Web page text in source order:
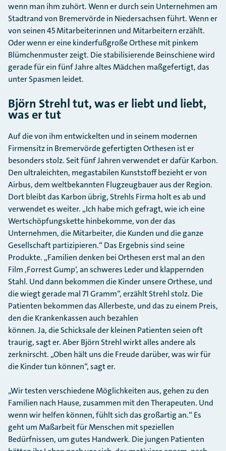
wenn man ihm zuhört. Wenn er durch sein Unternehmen am
Stadtrand von Bremervörde in Niedersachsen führt. Wenn er
von seinen 45 Mitarbeiterinnen und Mitarbeitern erzählt.
Oder wenn er eine kinderfußgroße Orthese mit pinkem
Blümchenmuster zeigt. Die stabilisierende Beinschiene wird
gerade für ein fünf Jahre altes Mädchen maßgefertigt, das
unter Spasmen leidet.
Björn Strehl tut, was er liebt und liebt,
was er tut
Auf die von ihm entwickelten und in seinem modernen
Firmensitz in Bremervörde gefertigten Orthesen ist er
besonders stolz. Seit fünf Jahren verwendet er dafür Karbon.
Den ultraleichten, megastabilen Kunststoff bezieht er von
Airbus, dem weltbekannten Flugzeugbauer aus der Region.
Dort bleibt das Karbon übrig, Strehls Firma holt es ab und
verwendet es weiter. „Ich habe mich gefragt, wie ich eine
Wertschöpfungskette hinbekomme, von der das
Unternehmen, die Mitarbeiter, die Kunden und die ganze
Gesellschaft partizipieren.“ Das Ergebnis sind seine
Produkte. „Familien denken bei Orthesen erst mal an den
Film ,Forrest Gump‘, an schweres Leder und klappernden
Stahl. Und dann bekommen die Kinder unsere Orthese, und
die wiegt gerade mal 71 Gramm“, erzählt Strehl stolz. Die
Patienten bekommen das Allerbeste, und das zu einem Preis,
den die Krankenkassen auch bezahlen
können. Ja, die Schicksale der kleinen Patienten seien oft
traurig, sagt er. Aber Björn Strehl wirkt alles andere als
zerknirscht. „Oben hält uns die Freude darüber, was wir für
die Kinder tun können“, sagt er.
„Wir testen verschiedene Möglichkeiten aus, gehen zu den
Familien nach Hause, zusammen mit den Therapeuten. Und
wenn wir helfen können, fühlt sich das großartig an.“ Es
geht um Maßarbeit für Menschen mit speziellen
Bedürfnissen, um gutes Handwerk. Die jungen Patienten